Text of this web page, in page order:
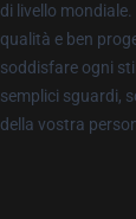
di livello
qualità e ben
soddisfare ogni
semplici sguardi,
della vostra